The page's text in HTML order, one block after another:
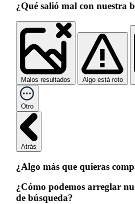
¿Qué salió mal con nuestra
Malos resultados Algo está roto
Otro
Atrás
¿Algo más que quieras
¿Cómo podemos arreglar
de búsqueda?